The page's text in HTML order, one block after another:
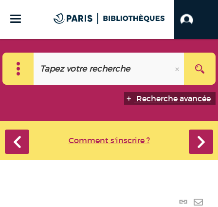
Recherche avancée
Comment s'inscrire ?
Lien